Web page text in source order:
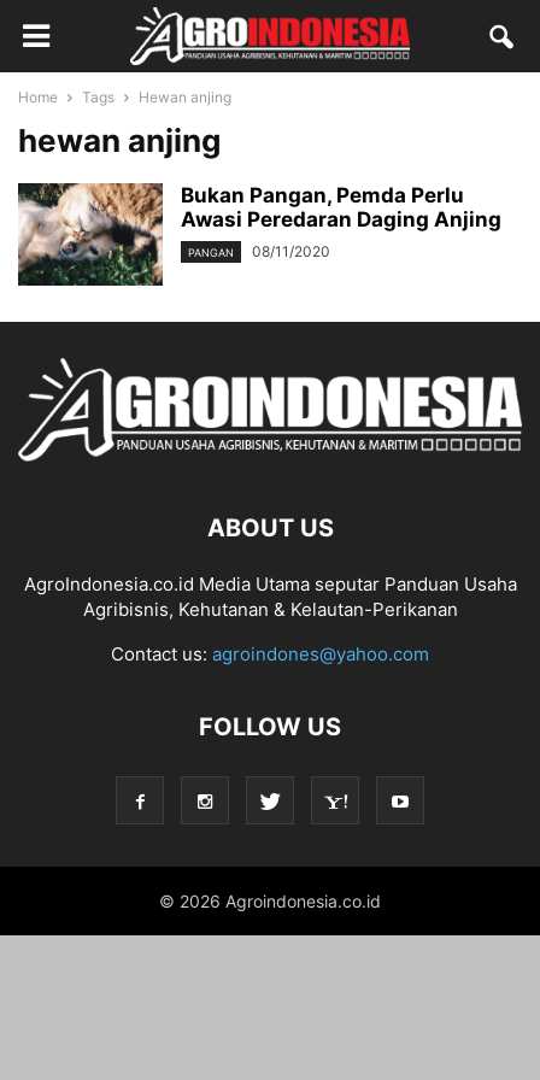
Home Tags Hewan anjing
hewan anjing
Bukan Pangan, Pemda Perlu
Awasi Peredaran Daging Anjing
PANGAN 08/11/2020
ABOUT US
AgroIndonesia.co.id Media Utama seputar Panduan Usaha
Agribisnis, Kehutanan & Kelautan-Perikanan
Contact us: agroindones@yahoo.com
FOLLOW US
© 2026 Agroindonesia.co.id